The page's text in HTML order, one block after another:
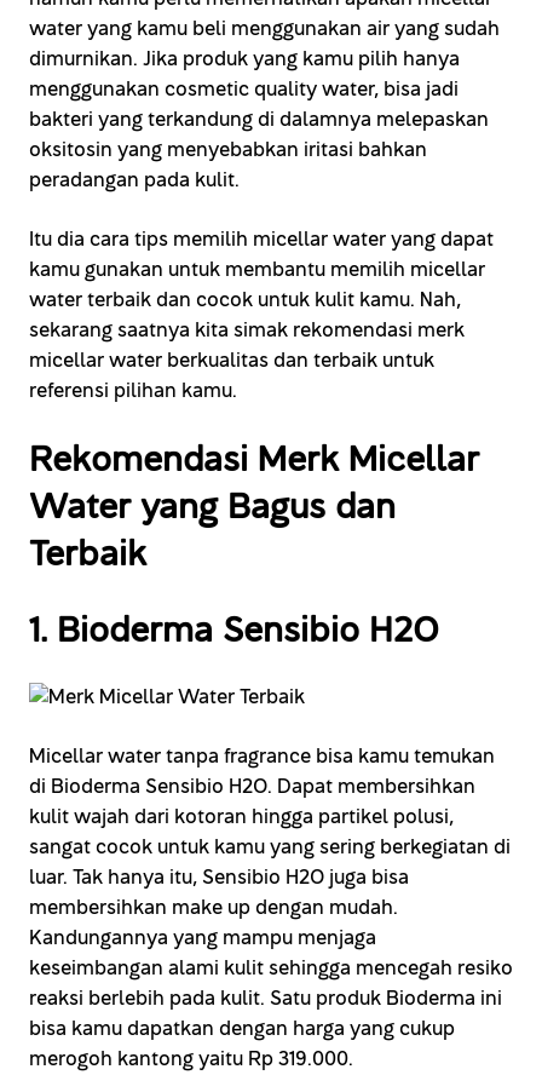
water yang kamu beli menggunakan air yang sudah
dimurnikan. Jika produk yang kamu pilih hanya
menggunakan cosmetic quality water, bisa jadi
bakteri yang terkandung di dalamnya melepaskan
oksitosin yang menyebabkan iritasi bahkan
peradangan pada kulit.
Itu dia cara tips memilih micellar water yang dapat
kamu gunakan untuk membantu memilih micellar
water terbaik dan cocok untuk kulit kamu. Nah,
sekarang saatnya kita simak rekomendasi merk
micellar water berkualitas dan terbaik untuk
referensi pilihan kamu.
Rekomendasi Merk Micellar
Water yang Bagus dan
Terbaik
1. Bioderma Sensibio H2O
Micellar water tanpa fragrance bisa kamu temukan
di Bioderma Sensibio H2O. Dapat membersihkan
kulit wajah dari kotoran hingga partikel polusi,
sangat cocok untuk kamu yang sering berkegiatan di
luar. Tak hanya itu, Sensibio H2O juga bisa
membersihkan make up dengan mudah.
Kandungannya yang mampu menjaga
keseimbangan alami kulit sehingga mencegah resiko
reaksi berlebih pada kulit. Satu produk Bioderma ini
bisa kamu dapatkan dengan harga yang cukup
merogoh kantong yaitu Rp 319.000.